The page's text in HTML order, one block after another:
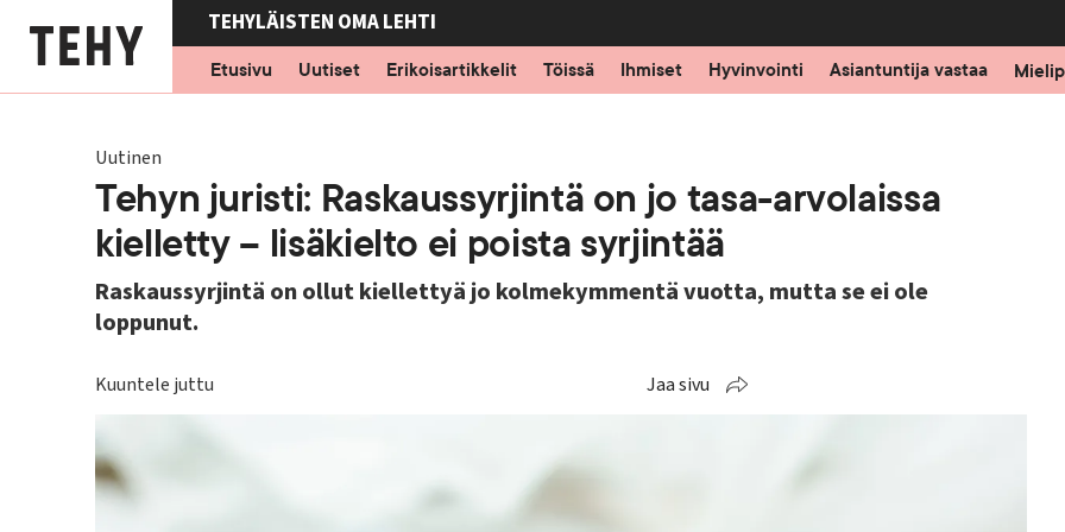
pääsisältöön
TEHYLÄISTEN OMA LEHTI
Etusivu
Uutiset Erikoisartikkelit Töissä Ihmiset Hyvinvointi Asiantuntija vastaa
Uutinen
Tehyn juristi: Raskaussyrjintä on jo tasa-arvolaissa
kielletty – lisäkielto ei poista syrjintää
Raskaussyrjintä on ollut kiellettyä jo kolmekymmentä vuotta, mutta se ei ole
loppunut.
Kuuntele juttu Jaa sivu